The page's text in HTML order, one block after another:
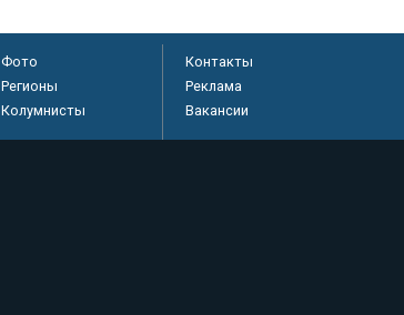
Фото
Регионы
Колумнисты
Контакты
Реклама
Вакансии